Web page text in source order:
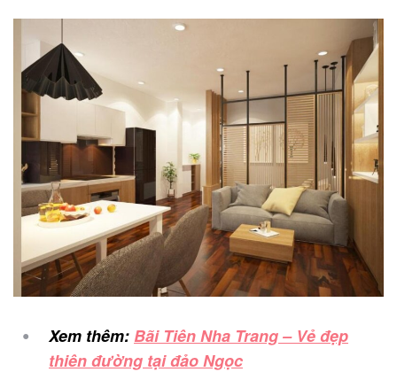
Xem thêm: Bãi Tiên Nha Trang – Vẻ đẹp
thiên đường tại đảo Ngọc